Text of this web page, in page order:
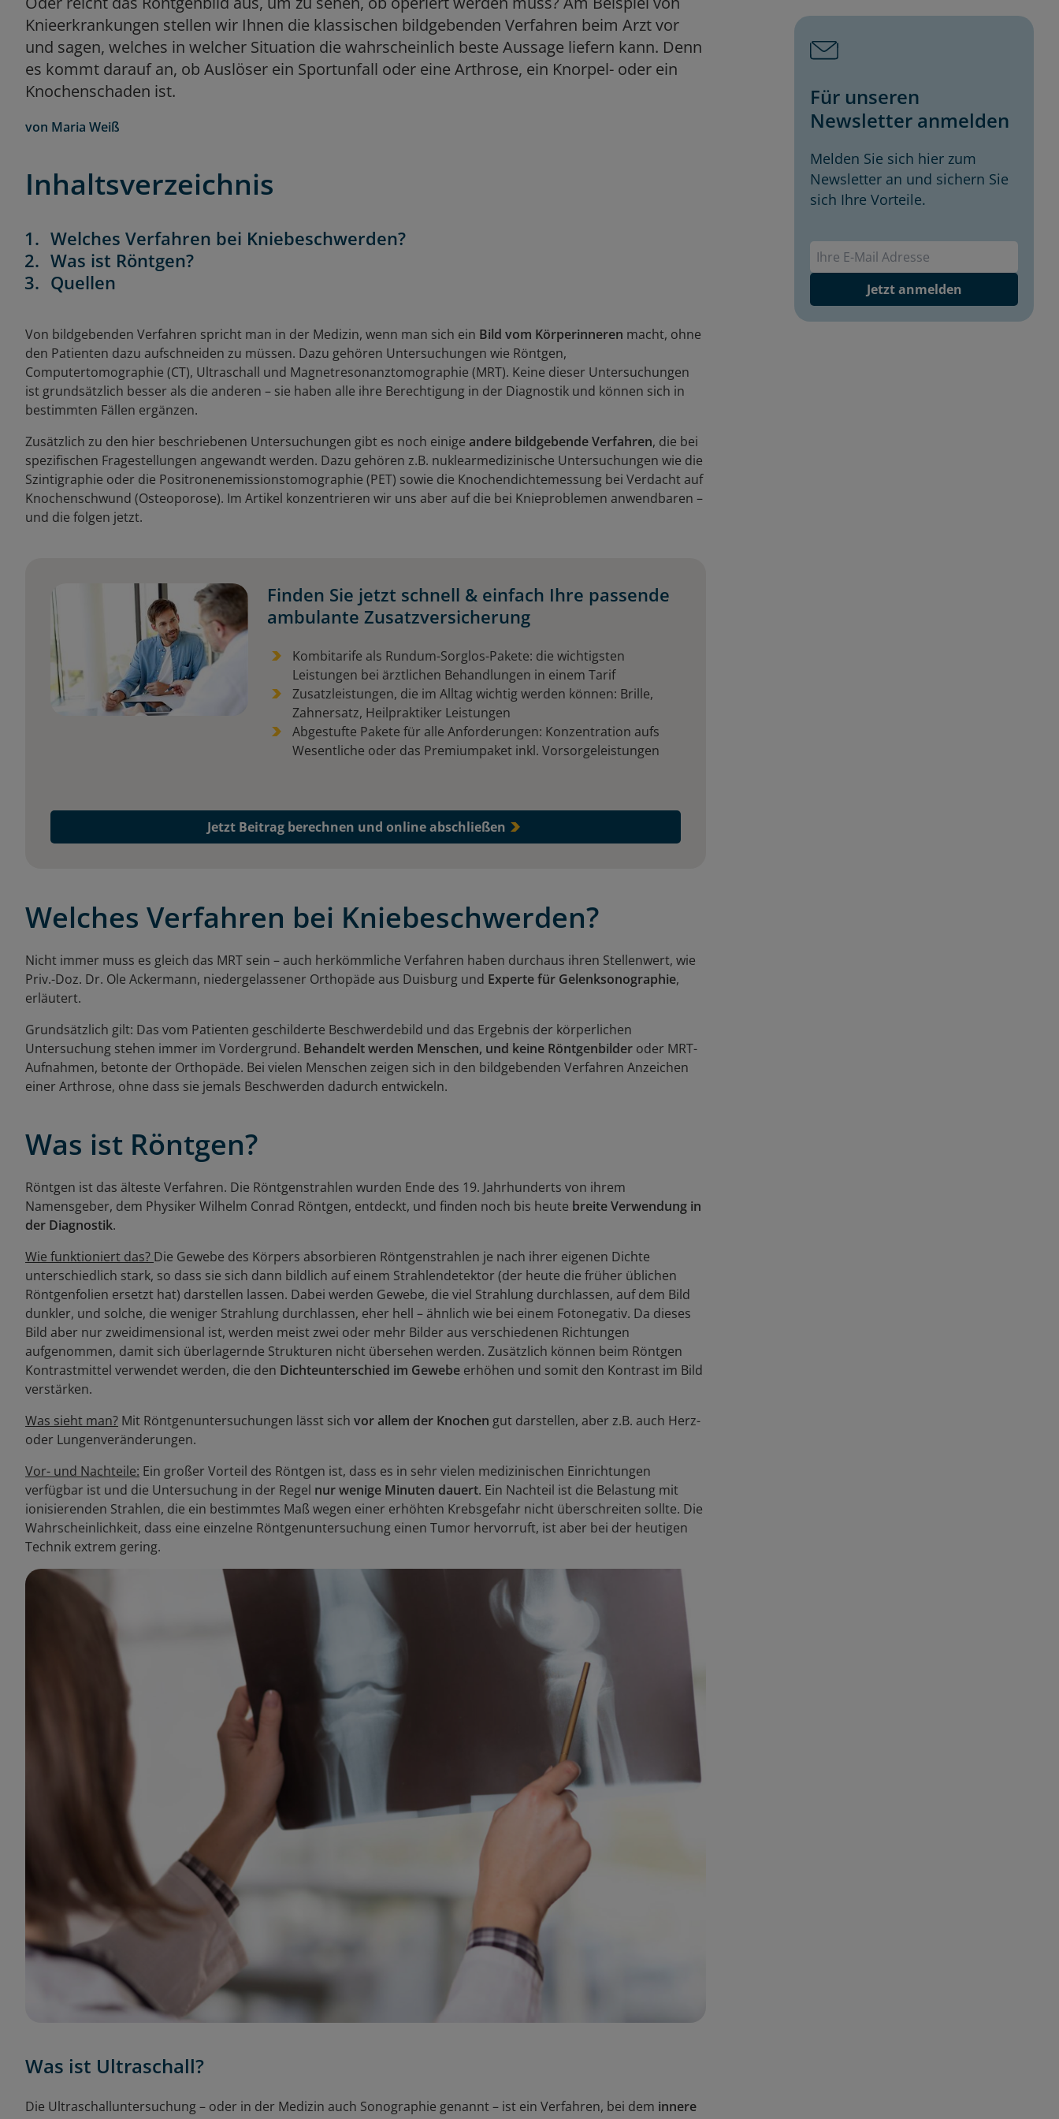
Knieerkrankungen stellen wir Ihnen die klassischen bildgebenden Verfahren beim Arzt vor
und sagen, welches in welcher Situation die wahrscheinlich beste Aussage liefern kann. Denn
es kommt darauf an, ob Auslöser ein Sportunfall oder eine Arthrose, ein Knorpel- oder ein
Knochenschaden ist.
von Maria Weiß
Inhaltsverzeichnis
Welches Verfahren bei Kniebeschwerden?
Was ist Röntgen?
Quellen
Von bildgebenden Verfahren spricht man in der Medizin, wenn man sich ein Bild vom Körperinneren macht, ohne
den Patienten dazu aufschneiden zu müssen. Dazu gehören Untersuchungen wie Röntgen,
Computertomographie (CT), Ultraschall und Magnetresonanztomographie (MRT). Keine dieser Untersuchungen
ist grundsätzlich besser als die anderen – sie haben alle ihre Berechtigung in der Diagnostik und können sich in
bestimmten Fällen ergänzen.
Zusätzlich zu den hier beschriebenen Untersuchungen gibt es noch einige andere bildgebende Verfahren, die bei
spezifischen Fragestellungen angewandt werden. Dazu gehören z.B. nuklearmedizinische Untersuchungen wie die
Szintigraphie oder die Positronenemissionstomographie (PET) sowie die Knochendichtemessung bei Verdacht auf
Knochenschwund (Osteoporose). Im Artikel konzentrieren wir uns aber auf die bei Knieproblemen anwendbaren –
und die folgen jetzt.
Finden Sie jetzt schnell & einfach Ihre passende
ambulante Zusatzversicherung
Kombitarife als Rundum-Sorglos-Pakete: die wichtigsten
Leistungen bei ärztlichen Behandlungen in einem Tarif
Zusatzleistungen, die im Alltag wichtig werden können: Brille,
Zahnersatz, Heilpraktiker Leistungen
Abgestufte Pakete für alle Anforderungen: Konzentration aufs
Wesentliche oder das Premiumpaket inkl. Vorsorgeleistungen
Jetzt Beitrag berechnen und online abschließen
Welches Verfahren bei Kniebeschwerden?
Nicht immer muss es gleich das MRT sein – auch herkömmliche Verfahren haben durchaus ihren Stellenwert, wie
Priv.-Doz. Dr. Ole Ackermann, niedergelassener Orthopäde aus Duisburg und Experte für Gelenksonographie,
erläutert.
Grundsätzlich gilt: Das vom Patienten geschilderte Beschwerdebild und das Ergebnis der körperlichen
Untersuchung stehen immer im Vordergrund. Behandelt werden Menschen, und keine Röntgenbilder oder MRT-
Aufnahmen, betonte der Orthopäde. Bei vielen Menschen zeigen sich in den bildgebenden Verfahren Anzeichen
einer Arthrose, ohne dass sie jemals Beschwerden dadurch entwickeln.
Was ist Röntgen?
Röntgen ist das älteste Verfahren. Die Röntgenstrahlen wurden Ende des 19. Jahrhunderts von ihrem
Namensgeber, dem Physiker Wilhelm Conrad Röntgen, entdeckt, und finden noch bis heute breite Verwendung in
der Diagnostik.
Wie funktioniert das? Die Gewebe des Körpers absorbieren Röntgenstrahlen je nach ihrer eigenen Dichte
unterschiedlich stark, so dass sie sich dann bildlich auf einem Strahlendetektor (der heute die früher üblichen
Röntgenfolien ersetzt hat) darstellen lassen. Dabei werden Gewebe, die viel Strahlung durchlassen, auf dem Bild
dunkler, und solche, die weniger Strahlung durchlassen, eher hell – ähnlich wie bei einem Fotonegativ. Da dieses
Bild aber nur zweidimensional ist, werden meist zwei oder mehr Bilder aus verschiedenen Richtungen
aufgenommen, damit sich überlagernde Strukturen nicht übersehen werden. Zusätzlich können beim Röntgen
Kontrastmittel verwendet werden, die den Dichteunterschied im Gewebe erhöhen und somit den Kontrast im Bild
verstärken.
Was sieht man? Mit Röntgenuntersuchungen lässt sich vor allem der Knochen gut darstellen, aber z.B. auch Herz-
oder Lungenveränderungen.
Vor- und Nachteile: Ein großer Vorteil des Röntgen ist, dass es in sehr vielen medizinischen Einrichtungen
verfügbar ist und die Untersuchung in der Regel nur wenige Minuten dauert. Ein Nachteil ist die Belastung mit
ionisierenden Strahlen, die ein bestimmtes Maß wegen einer erhöhten Krebsgefahr nicht überschreiten sollte. Die
Wahrscheinlichkeit, dass eine einzelne Röntgenuntersuchung einen Tumor hervorruft, ist aber bei der heutigen
Technik extrem gering.
Was ist Ultraschall?
Die Ultraschalluntersuchung – oder in der Medizin auch Sonographie genannt – ist ein Verfahren, bei dem innere
Für unseren
Newsletter anmelden
Melden Sie sich hier zum
Newsletter an und sichern Sie
sich Ihre Vorteile.
Jetzt anmelden